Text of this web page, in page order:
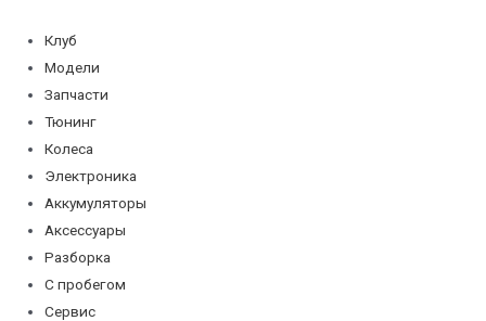
содержимому
Клуб
Модели
Запчасти
Тюнинг
Колеса
Электроника
Аккумуляторы
Аксессуары
Разборка
С пробегом
Сервис